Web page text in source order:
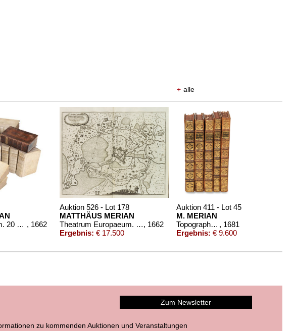
+ alle
Theatrum Europaeum. 20 Bde. 1662. , 1662
Auktion 526 - Lot 178
MATTHÄUS MERIAN
Theatrum Europaeum. 18 Bde. (von 21) in Kassetten, 1662
Ergebnis: € 17.500
Auktion 411 - Lot 45
M. MERIAN
Topographia Galliae-Italiae. 5 Bde. , 1681
Ergebnis: € 9.600
zu kommenden Auktionen und Veranstaltungen
Zum Newsletter